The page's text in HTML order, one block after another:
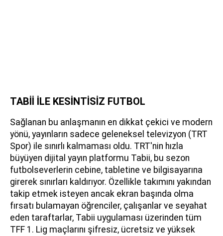
TABİİ İLE KESİNTİSİZ FUTBOL
Sağlanan bu anlaşmanın en dikkat çekici ve modern
yönü, yayınların sadece geleneksel televizyon (TRT
Spor) ile sınırlı kalmaması oldu. TRT'nin hızla
büyüyen dijital yayın platformu Tabii, bu sezon
futbolseverlerin cebine, tabletine ve bilgisayarına
girerek sınırları kaldırıyor. Özellikle takımını yakından
takip etmek isteyen ancak ekran başında olma
fırsatı bulamayan öğrenciler, çalışanlar ve seyahat
eden taraftarlar, Tabii uygulaması üzerinden tüm
TFF 1. Lig maçlarını şifresiz, ücretsiz ve yüksek